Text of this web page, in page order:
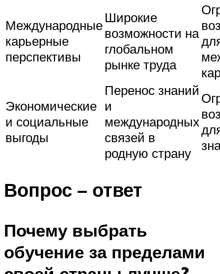
Международные
карьерные
перспективы
Широкие
возможности на
глобальном
рынке труда
Экономические
и социальные
выгоды
Перенос знаний
и
международных
связей в
родную страну
Вопрос – ответ
Почему выбрать
обучение за пределами